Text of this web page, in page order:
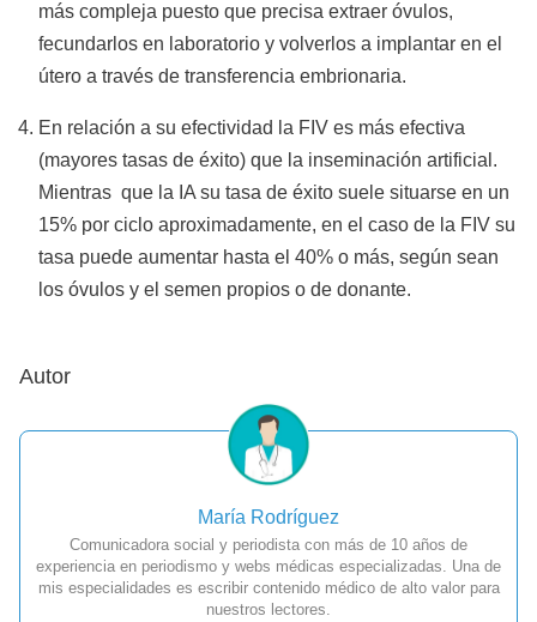
más compleja puesto que precisa extraer óvulos,
fecundarlos en laboratorio y volverlos a implantar en el
útero a través de transferencia embrionaria.
En relación a su efectividad la FIV es más efectiva
(mayores tasas de éxito) que la inseminación artificial.
Mientras que la IA su tasa de éxito suele situarse en un
15% por ciclo aproximadamente, en el caso de la FIV su
tasa puede aumentar hasta el 40% o más, según sean
los óvulos y el semen propios o de donante.
Autor
María Rodríguez
Comunicadora social y periodista con más de 10 años de
experiencia en periodismo y webs médicas especializadas. Una de
mis especialidades es escribir contenido médico de alto valor para
nuestros lectores.